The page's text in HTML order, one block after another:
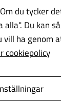
E-post:
du tycker
alla". Du kan
vill ha genom
cookiepolicy
För att